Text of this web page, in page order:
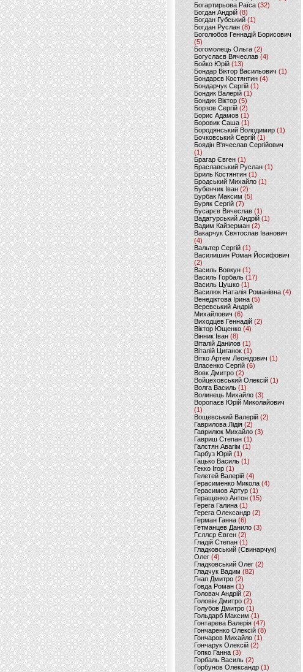
Богартирьова Раїса (32)
Богдан Андрій(8)
Богдан Губський (1)
Богдан Руслан(8)
Боголюбов Геннадій Борисович
(5)
Богомолець Ольга (2)
Богуслаєв Вячеслав (4)
Бойко Юрій (13)
Бондар Віктор Васильович (1)
Бондарєв Костянтин (4)
Бондарчук Сергій(1)
Бондик Валерій (1)
Бондик Віктор(5)
Борзов Сергiй (2)
Борис Адамов(1)
Боровик Саша (1)
Бородянський Володимир (1)
Бочковський Сергій (1)
Боядін В'ячеслав Сергійович
(1)
Брагар Євген (1)
Браславський Руслан (1)
Бриль Костянтин (1)
Бродський Михайло (1)
Бубенчик Іван(2)
Бурбак Максим (5)
Буряк Сергій (7)
Бусарєв Вячеслав (1)
Вадатурський Андрій (1)
Вадим Кайзерман (2)
Вакарчук Святослав Іванович
(4)
Вальтер Сергій (1)
Василишин Роман Йосифович
(2)
Василь Вовкун (1)
Василь Горбаль (17)
Василь Цушко (1)
Василюк Наталія Романівна (4)
Венедіктова Ірина(5)
Веревський Андрій
Михайлович (6)
Виходцев Геннадій (2)
Віктор Ющенко (4)
Вінник Іван (8)
Віталій Данілов (1)
Віталій Циганок (1)
Вітко Артем Леонідович(1)
Власенко Сергій (6)
Вовк Дмитро(2)
Войцеховський Олексій(1)
Волга Василь (1)
Волинець Михайло (3)
Воропаєв Юрій Миколайович
(1)
Вощевський Валерій(2)
Гаврилова Лідія (2)
Гаврилюк Михайло (3)
Гавриш Степан (1)
Галстян Авагім (1)
Гарбуз Юрій (1)
Гацько Василь (1)
Гекко Ігор(1)
Гелетей Валерій (4)
Герасименко Микола (4)
Герасимов Артур (1)
Геращенко Антон(15)
Герега Галина (1)
Герега Олександр (2)
Герман Ганна (6)
Гетманцев Данило (3)
Гєллєр Євген (2)
Гладій Степан(1)
Гладковський (Свинарчук)
Олег (4)
Гладковський Олег (2)
Гладчук Вадим (82)
Гнап Дмитро (2)
Говда Роман(1)
Головач Андрій (2)
Головін Дмитро (2)
Голубов Дмитро (1)
Гольдарб Максим(1)
Гонтарева Валерія (47)
Гончаренко Олексій(8)
Гончаров Михайло (1)
Гончарук Олексій (2)
Гопко Ганна (3)
Горбаль Василь (2)
Горбунов Олександр (1)